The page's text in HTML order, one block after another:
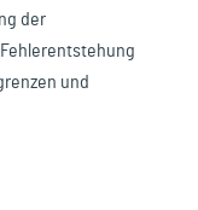
der
und